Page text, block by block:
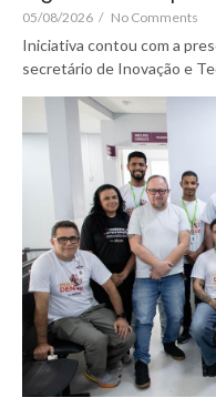
05/08/2026 / No Comments
Iniciativa contou com a
secretário de Inovação e